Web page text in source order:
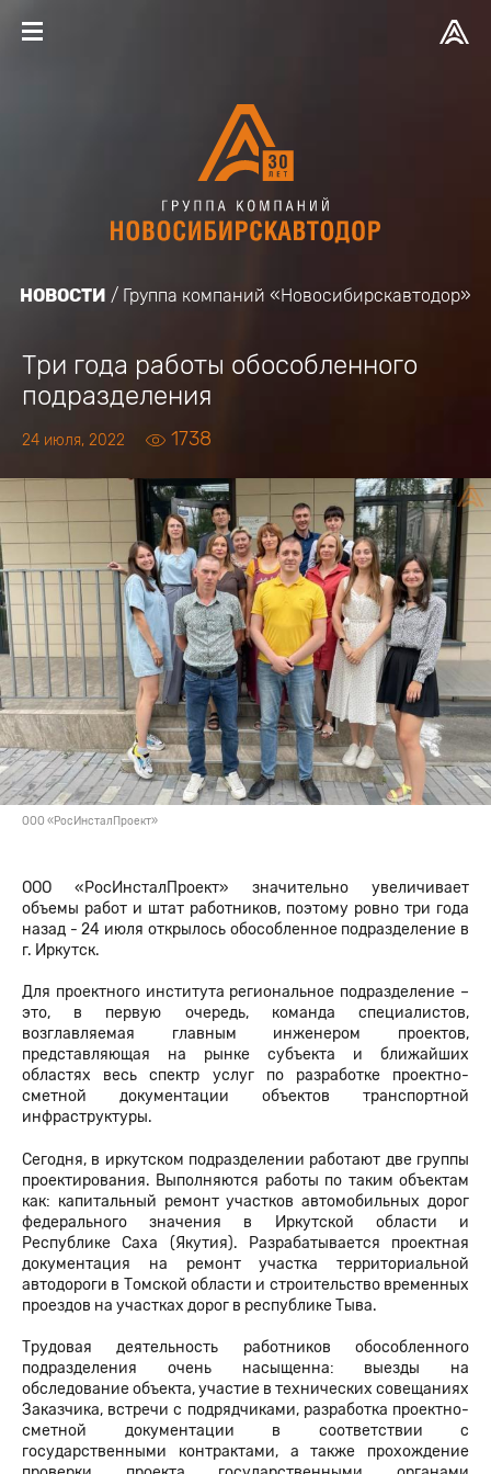
НОВОСТИ Группа компаний «Новосибирскавтодор»
Три года работы обособленного
подразделения
24 июля, 2022 1738
ООО «РосИнсталПроект»
ООО «РосИнсталПроект» значительно увеличивает
объемы работ и штат работников, поэтому ровно три года
назад - 24 июля открылось обособленное подразделение в
г. Иркутск.
Для проектного института региональное подразделение –
это, в первую очередь, команда специалистов,
возглавляемая главным инженером проектов,
представляющая на рынке субъекта и ближайших
областях весь спектр услуг по разработке проектно-
сметной документации объектов транспортной
инфраструктуры.
Сегодня, в иркутском подразделении работают две группы
проектирования. Выполняются работы по таким объектам
как: капитальный ремонт участков автомобильных дорог
федерального значения в Иркутской области и
Республике Саха (Якутия). Разрабатывается проектная
документация на ремонт участка территориальной
автодороги в Томской области и строительство временных
проездов на участках дорог в республике Тыва.
Трудовая деятельность работников обособленного
подразделения очень насыщенна: выезды на
обследование объекта, участие в технических совещаниях
Заказчика, встречи с подрядчиками, разработка проектно-
сметной документации в соответствии с
государственными контрактами, а также прохождение